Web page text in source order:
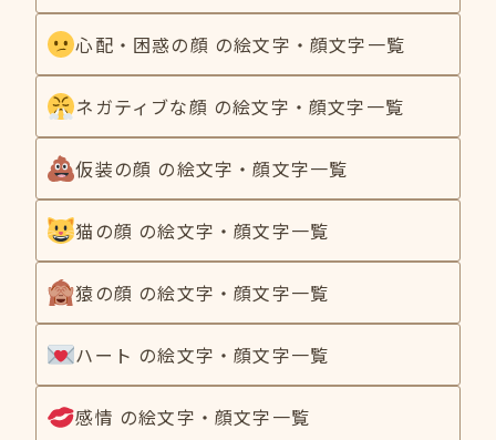
心配・困惑の顔 の絵文字・顔文字一覧
ネガティブな顔 の絵文字・顔文字一覧
仮装の顔 の絵文字・顔文字一覧
猫の顔 の絵文字・顔文字一覧
猿の顔 の絵文字・顔文字一覧
ハート の絵文字・顔文字一覧
感情 の絵文字・顔文字一覧